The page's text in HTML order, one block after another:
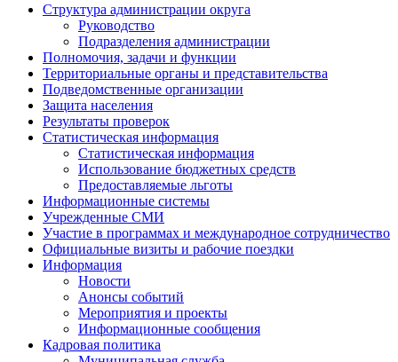
Структура администрации округа
Руководство
Подразделения администрации
Полномочия, задачи и функции
Территориальные органы и представительства
Подведомственные организации
Защита населения
Результаты проверок
Статистическая информация
Статистическая информация
Использование бюджетных средств
Предоставляемые льготы
Информационные системы
Учрежденные СМИ
Участие в программах и международное сотрудничество
Официальные визиты и рабочие поездки
Информация
Новости
Анонсы событий
Мероприятия и проекты
Информационные сообщения
Кадровая политика